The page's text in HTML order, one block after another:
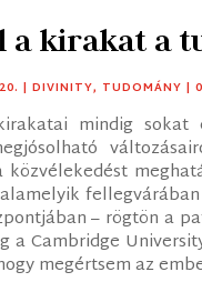
a kirakat a
|DIVINITY, TUDOMÁNY |
mindig sokat
– rögtön a
a Cambridge
megértsem az